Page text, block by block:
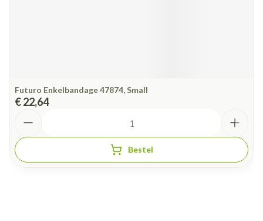
Futuro Enkelbandage 47874, Small
€ 22,64
Bestel